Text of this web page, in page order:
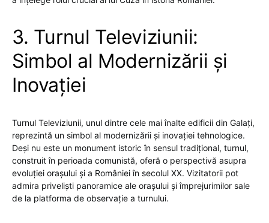
3. Turnul Televiziunii:
Simbol al Modernizării și
Inovației
Turnul Televiziunii, unul dintre cele mai înalte edificii din Galați,
reprezintă un simbol al modernizării și inovației tehnologice.
Deși nu este un monument istoric în sensul tradițional, turnul,
construit în perioada comunistă, oferă o perspectivă asupra
evoluției orașului și a României în secolul XX. Vizitatorii pot
admira priveliști panoramice ale orașului și împrejurimilor sale
de la platforma de observație a turnului.